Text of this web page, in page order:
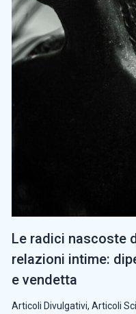
Le radici nascoste
relazioni intime:
e vendetta
Articoli Divulgativi, Articoli